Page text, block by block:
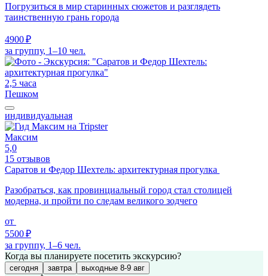
Погрузиться в мир старинных сюжетов и разглядеть
таинственную грань города
4900 ₽
за группу, 1–10 чел.
2,5 часа
Пешком
индивидуальная
Максим
5,0
15 отзывов
Саратов и Федор Шехтель: архитектурная прогулка
Разобраться, как провинциальный город стал столицей
модерна, и пройти по следам великого зодчего
от
5500 ₽
за группу, 1–6 чел.
Когда вы планируете посетить экскурсию?
сегодня завтра выходные 8-9 авг